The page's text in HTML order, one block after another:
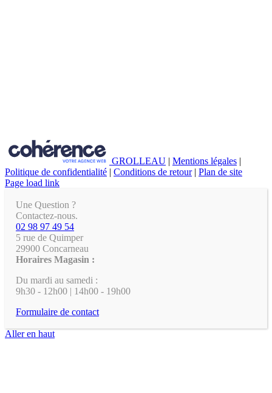
GROLLEAU | Mentions légales |
Politique de confidentialité | Conditions de retour | Plan de site
Page load link
Une Question ?
Contactez-nous.
02 98 97 49 54
5 rue de Quimper
29900 Concarneau
Horaires Magasin :
Du mardi au samedi :
9h30 - 12h00 | 14h00 - 19h00
Formulaire de contact
Aller en haut